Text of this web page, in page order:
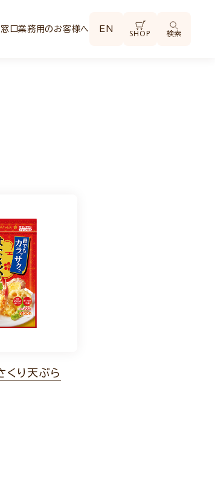
口業務用のお客様へ EN SHOP 検索
り天ぷら